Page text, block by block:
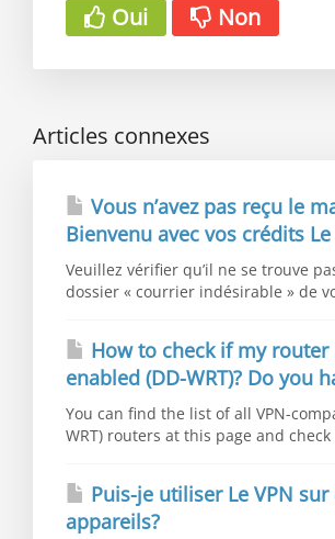
Oui
Non
Articles connexes
Vous n’avez pas reçu le
Bienvenu avec vos crédits Le
Veuillez vérifier qu’il ne se trouve
dossier « courrier indésirable » de
How to check if my router
enabled (DD-WRT)? Do you
You can find the list of all VPN-
WRT) routers at this page and
Puis-je utiliser Le VPN
appareils?